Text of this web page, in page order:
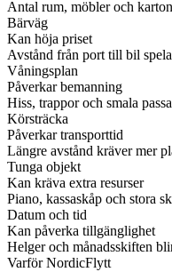
Antal rum, möbler och
Bärväg
Kan höja priset
Avstånd från port till bil
Våningsplan
Påverkar bemanning
Hiss, trappor och smala
Körsträcka
Påverkar transporttid
Längre avstånd kräver mer
Tunga objekt
Kan kräva extra resurser
Piano, kassaskåp och stora
Datum och tid
Kan påverka tillgänglighet
Helger och månadsskiften
Varför NordicFlytt